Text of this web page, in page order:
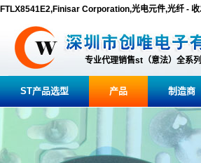
FTLX8541E2,Finisar Corporation,光电元件,光纤 -
专业代理销售st（意法）全系
ST产品选型 产品 制造商